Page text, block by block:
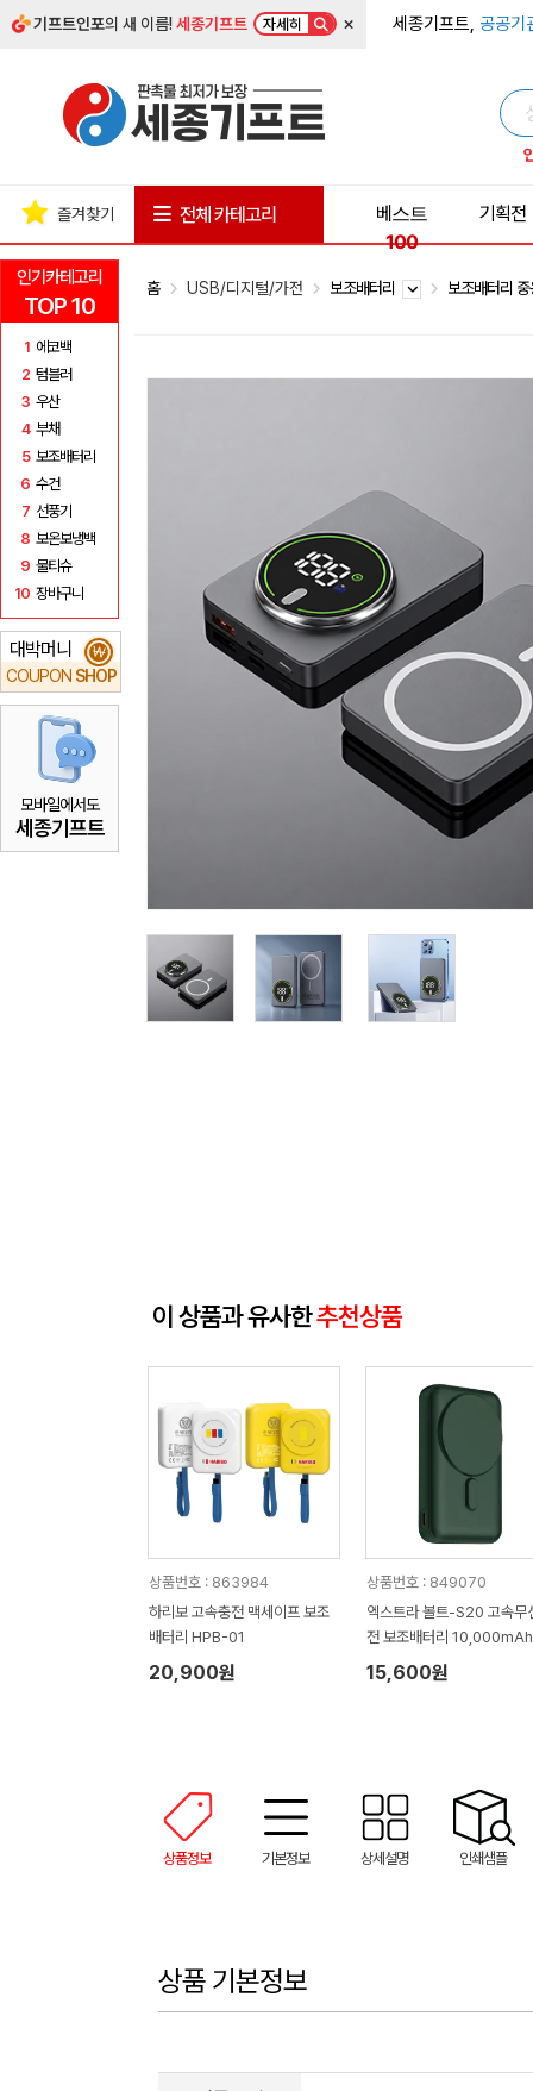
기프트인포의 새 이름!세종기프트 자세히 × 세종기프트, 공공기
인기카테고리
TOP 10
1 에코백
2 텀블러
3 우산
4 부채
5 보조배터리
6 수건
7 선풍기
8 보온보냉백
9 물티슈
10 장바구니
대박머니
COUPON SHOP
₩
모바일에서도
세종기프트
즐겨찾기 전체 카테고리
베스트
100
기획전
홈 USB/디지털/가전 보조배터리 보조배터리
이 상품과 유사한추천상품
상품번호 : 863984
하리보 고속충전 맥세이프 보조
배터리 HPB-01
20,900원
상품번호 : 849070
엑스트라 볼트-S20 고속무
전 보조배터리 10,000mAh
15,600원
상품정보 기본정보 상세설명 인쇄샘플
상품 기본정보